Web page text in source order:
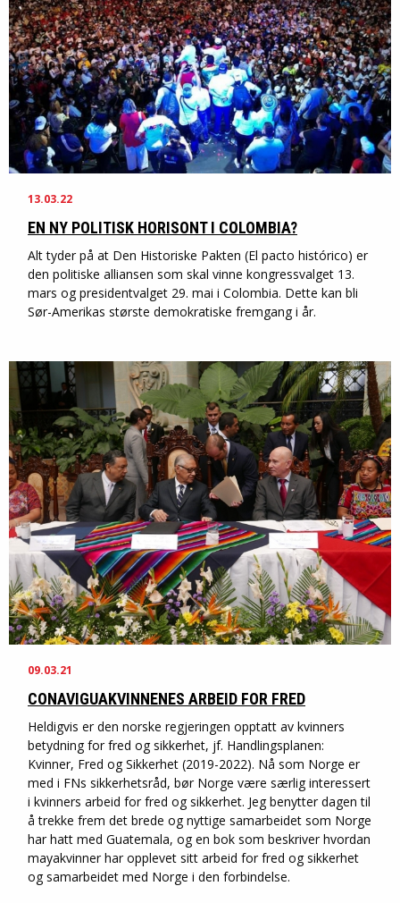
13.03.22
EN NY POLITISK HORISONT I COLOMBIA?
Alt tyder på at Den Historiske Pakten (El pacto histórico) er
den politiske alliansen som skal vinne kongressvalget 13.
mars og presidentvalget 29. mai i Colombia. Dette kan bli
Sør-Amerikas største demokratiske fremgang i år.
09.03.21
CONAVIGUAKVINNENES ARBEID FOR FRED
Heldigvis er den norske regjeringen opptatt av kvinners
betydning for fred og sikkerhet, jf. Handlingsplanen:
Kvinner, Fred og Sikkerhet (2019-2022). Nå som Norge er
med i FNs sikkerhetsråd, bør Norge være særlig interessert
i kvinners arbeid for fred og sikkerhet. Jeg benytter dagen til
å trekke frem det brede og nyttige samarbeidet som Norge
har hatt med Guatemala, og en bok som beskriver hvordan
mayakvinner har opplevet sitt arbeid for fred og sikkerhet
og samarbeidet med Norge i den forbindelse.